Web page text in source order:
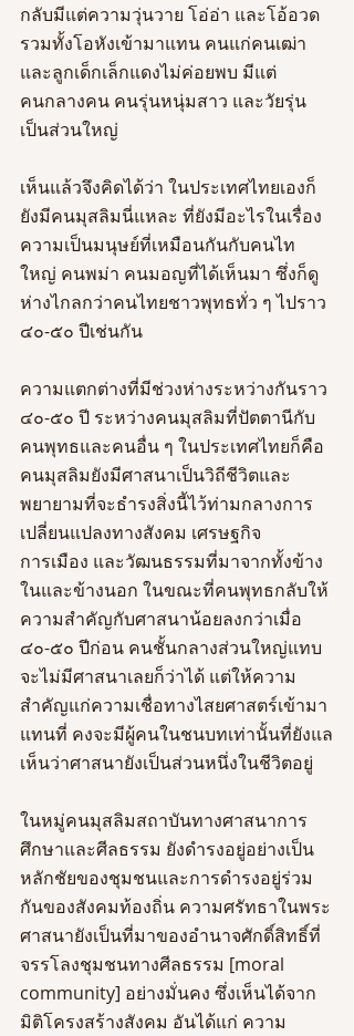
กลับมีแต่ความวุ่นวาย โอ่อ่า และโอ้อวด
รวมทั้งโอหังเข้ามาแทน คนแก่คนเฒ่า
และลูกเด็กเล็กแดงไม่ค่อยพบ มีแต่
คนกลางคน คนรุ่นหนุ่มสาว และวัยรุ่น
เป็นส่วนใหญ่
เห็นแล้วจึงคิดได้ว่า ในประเทศไทยเองก็
ยังมีคนมุสลิมนี่แหละ ที่ยังมีอะไรในเรื่อง
ความเป็นมนุษย์ที่เหมือนกันกับคนไท
ใหญ่ คนพม่า คนมอญที่ได้เห็นมา ซึ่งก็ดู
ห่างไกลกว่าคนไทยชาวพุทธทั่ว ๆ ไปราว
๔๐-๕๐ ปีเช่นกัน
ความแตกต่างที่มีช่วงห่างระหว่างกันราว
๔๐-๕๐ ปี ระหว่างคนมุสลิมที่ปัตตานีกับ
คนพุทธและคนอื่น ๆ ในประเทศไทยก็คือ
คนมุสลิมยังมีศาสนาเป็นวิถีชีวิตและ
พยายามที่จะธำรงสิ่งนี้ไว้ท่ามกลางการ
เปลี่ยนแปลงทางสังคม เศรษฐกิจ
การเมือง และวัฒนธรรมที่มาจากทั้งข้าง
ในและข้างนอก ในขณะที่คนพุทธกลับให้
ความสำคัญกับศาสนาน้อยลงกว่าเมื่อ
๔๐-๕๐ ปีก่อน คนชั้นกลางส่วนใหญ่แทบ
จะไม่มีศาสนาเลยก็ว่าได้ แต่ให้ความ
สำคัญแก่ความเชื่อทางไสยศาสตร์เข้ามา
แทนที่ คงจะมีผู้คนในชนบทเท่านั้นที่ยังแล
เห็นว่าศาสนายังเป็นส่วนหนึ่งในชีวิตอยู่
ในหมู่คนมุสลิมสถาบันทางศาสนาการ
ศึกษาและศีลธรรม ยังดำรงอยู่อย่างเป็น
หลักชัยของชุมชนและการดำรงอยู่ร่วม
กันของสังคมท้องถิ่น ความศรัทธาในพระ
ศาสนายังเป็นที่มาของอำนาจศักดิ์สิทธิ์ที่
จรรโลงชุมชนทางศีลธรรม [moral
community] อย่างมั่นคง ซึ่งเห็นได้จาก
มิติโครงสร้างสังคม อันได้แก่ ความ